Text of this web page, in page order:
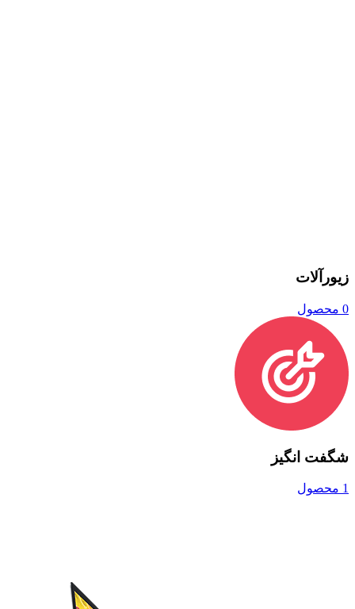
زیورآلات
0 محصول
شگفت انگیز
1 محصول